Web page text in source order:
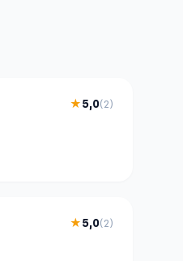
★5,0(2)
★5,0(2)